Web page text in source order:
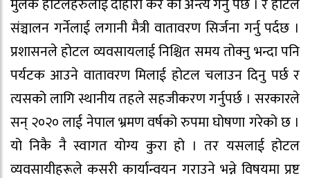
मुलक होटलहरुलाई दोहोरो कर को अन्त्य गर्नु पर्छ । र होटल
संञ्चालन गर्नेलाई लगानी मैत्री वातावरण सिर्जना गर्नु पर्दछ ।
प्रशासनले होटल व्यवसायलाई निश्चित समय तोक्नु भन्दा पनि
पर्यटक आउने वातावरण मिलाई होटल चलाउन दिनु पर्छ र
त्यसको लागि स्थानीय तहले सहजीकरण गर्नुपर्छ । सरकारले
सन् २०२० लाई नेपाल भ्रमण वर्षको रुपमा घोषणा गरेको छ ।
यो निकै नै स्वागत योग्य कुरा हो । तर यसलाई होटल
व्यवसायीहरूले कसरी कार्यान्वयन गराउने भन्ने विषयमा प्रष्ट